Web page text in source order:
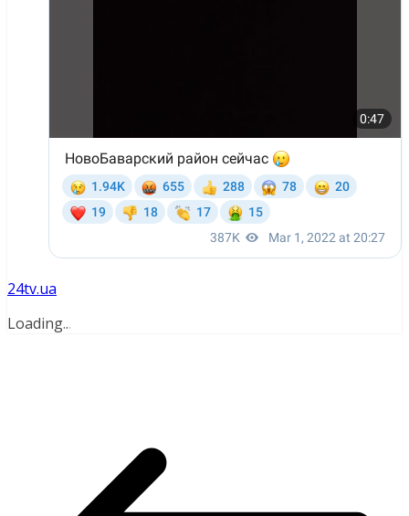
24tv.ua
Loading...